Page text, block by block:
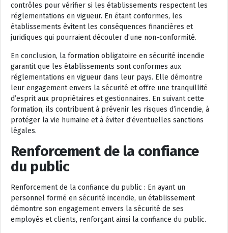
contrôles pour vérifier si les établissements respectent les
réglementations en vigueur. En étant conformes, les
établissements évitent les conséquences financières et
juridiques qui pourraient découler d’une non-conformité.
En conclusion, la formation obligatoire en sécurité incendie
garantit que les établissements sont conformes aux
réglementations en vigueur dans leur pays. Elle démontre
leur engagement envers la sécurité et offre une tranquillité
d’esprit aux propriétaires et gestionnaires. En suivant cette
formation, ils contribuent à prévenir les risques d’incendie, à
protéger la vie humaine et à éviter d’éventuelles sanctions
légales.
Renforcement de la confiance
du public
Renforcement de la confiance du public : En ayant un
personnel formé en sécurité incendie, un établissement
démontre son engagement envers la sécurité de ses
employés et clients, renforçant ainsi la confiance du public.